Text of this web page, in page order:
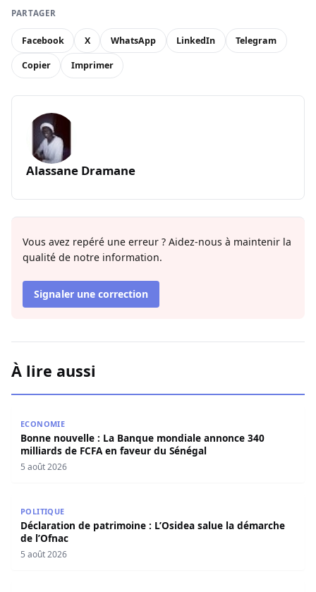
PARTAGER
Facebook X WhatsApp LinkedIn Telegram
Copier Imprimer
Alassane Dramane
Vous avez repéré une erreur ? Aidez-nous à maintenir la
qualité de notre information.
Signaler une correction
À lire aussi
ECONOMIE
Bonne nouvelle : La Banque mondiale annonce 340
milliards de FCFA en faveur du Sénégal
5 août 2026
POLITIQUE
Déclaration de patrimoine : L’Osidea salue la démarche
de l’Ofnac
5 août 2026